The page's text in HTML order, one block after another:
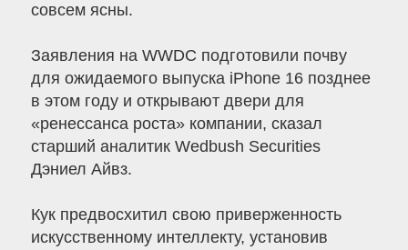
совсем ясны.
Заявления на WWDC подготовили почву
для ожидаемого выпуска iPhone 16 позднее
в этом году и открывают двери для
«ренессанса роста» компании, сказал
старший аналитик Wedbush Securities
Дэниел Айвз.
Кук предвосхитил свою приверженность
искусственному интеллекту, установив